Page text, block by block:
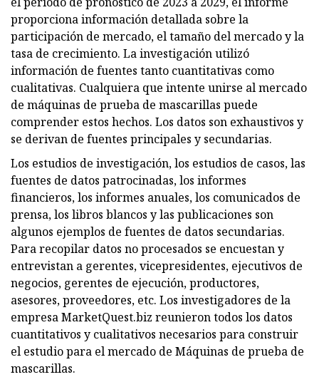
proporciona información detallada sobre la
participación de mercado, el tamaño del mercado y la
tasa de crecimiento. La investigación utilizó
información de fuentes tanto cuantitativas como
cualitativas. Cualquiera que intente unirse al mercado
de máquinas de prueba de mascarillas puede
comprender estos hechos. Los datos son exhaustivos y
se derivan de fuentes principales y secundarias.
Los estudios de investigación, los estudios de casos, las
fuentes de datos patrocinadas, los informes
financieros, los informes anuales, los comunicados de
prensa, los libros blancos y las publicaciones son
algunos ejemplos de fuentes de datos secundarias.
Para recopilar datos no procesados ​​se encuestan y
entrevistan a gerentes, vicepresidentes, ejecutivos de
negocios, gerentes de ejecución, productores,
asesores, proveedores, etc. Los investigadores de la
empresa MarketQuest.biz reunieron todos los datos
cuantitativos y cualitativos necesarios para construir
el estudio para el mercado de Máquinas de prueba de
mascarillas.